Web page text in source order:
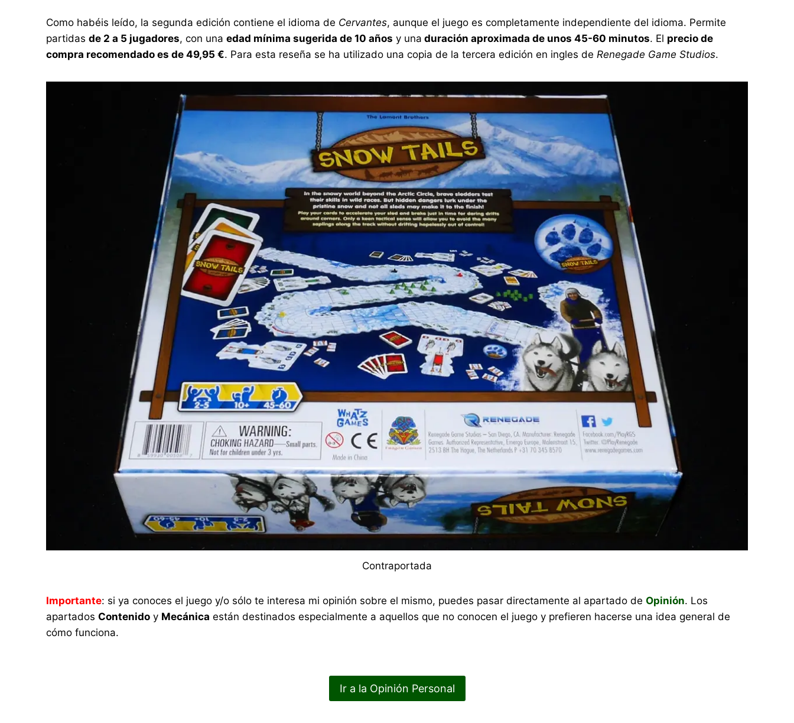
Como habéis leído, la segunda edición contiene el idioma de Cervantes, aunque el juego es completamente independiente del idioma. Permite
partidasde 2 a 5 jugadores, con unaedad mínima sugerida de 10 años y una duración aproximada de unos 45-60 minutos. El precio de
compra recomendado es de 49,95 €. Para esta reseña se ha utilizado una copia de la tercera edición en ingles deRenegade Game Studios.
Contraportada
Importante: si ya conoces el juego y/o sólo te interesa mi opinión sobre el mismo, puedes pasar directamente al apartado deOpinión. Los
apartadosContenido y Mecánica están destinados especialmente a aquellos que no conocen el juego y prefieren hacerse una idea general de
cómo funciona.
Ir a la Opinión Personal